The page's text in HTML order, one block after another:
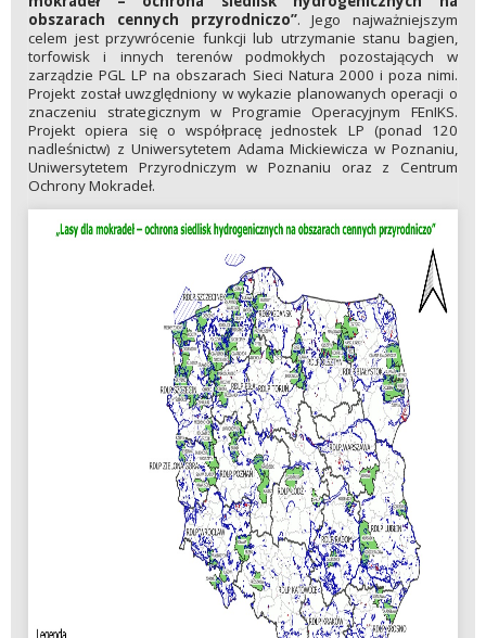
obszarach cennych przyrodniczo”. Jego najważniejszym
celem jest przywrócenie funkcji lub utrzymanie stanu bagien,
torfowisk i innych terenów podmokłych pozostających w
zarządzie PGL LP na obszarach Sieci Natura 2000 i poza nimi.
Projekt został uwzględniony w wykazie planowanych operacji o
znaczeniu strategicznym w Programie Operacyjnym FEnIKS.
Projekt opiera się o współpracę jednostek LP (ponad 120
nadleśnictw) z Uniwersytetem Adama Mickiewicza w Poznaniu,
Uniwersytetem Przyrodniczym w Poznaniu oraz z Centrum
Ochrony Mokradeł.